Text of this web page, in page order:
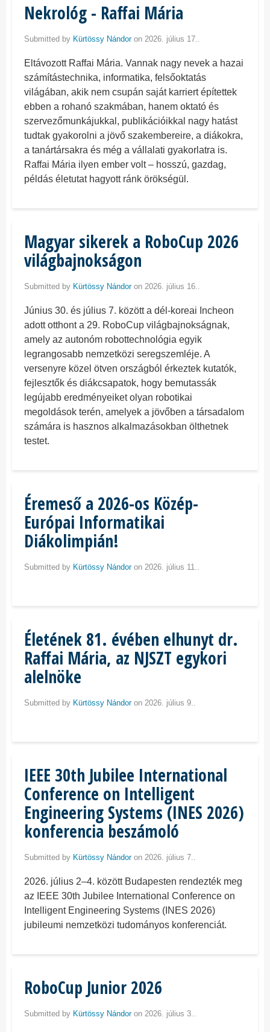
Nekrológ - Raffai Mária
Submitted by Kürtössy Nándoron 2026. július 17..
Eltávozott Raffai Mária. Vannak nagy nevek a hazai
számítástechnika, informatika, felsőoktatás
világában, akik nem csupán saját karriert építettek
ebben a rohanó szakmában, hanem oktató és
szervezőmunkájukkal, publikációikkal nagy hatást
tudtak gyakorolni a jövő szakembereire, a diákokra,
a tanártársakra és még a vállalati gyakorlatra is.
Raffai Mária ilyen ember volt – hosszú, gazdag,
példás életutat hagyott ránk örökségül.
Magyar sikerek a RoboCup 2026
világbajnokságon
Submitted by Kürtössy Nándoron 2026. július 16..
Június 30. és július 7. között a dél-koreai Incheon
adott otthont a 29. RoboCup világbajnokságnak,
amely az autonóm robottechnológia egyik
legrangosabb nemzetközi seregszemléje. A
versenyre közel ötven országból érkeztek kutatók,
fejlesztők és diákcsapatok, hogy bemutassák
legújabb eredményeiket olyan robotikai
megoldások terén, amelyek a jövőben a társadalom
számára is hasznos alkalmazásokban ölthetnek
testet.
Éremeső a 2026-os Közép-
Európai Informatikai
Diákolimpián!
Submitted by Kürtössy Nándoron 2026. július 11..
Életének 81. évében elhunyt dr.
Raffai Mária, az NJSZT egykori
alelnöke
Submitted by Kürtössy Nándoron 2026. július 9..
IEEE 30th Jubilee International
Conference on Intelligent
Engineering Systems (INES 2026)
konferencia beszámoló
Submitted by Kürtössy Nándoron 2026. július 7..
2026. július 2–4. között Budapesten rendezték meg
az IEEE 30th Jubilee International Conference on
Intelligent Engineering Systems (INES 2026)
jubileumi nemzetközi tudományos konferenciát.
RoboCup Junior 2026
Submitted by Kürtössy Nándoron 2026. július 3..